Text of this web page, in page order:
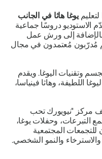
يوغا هاثا في الجانب
الاستوديو دروسًا جماعية
إلى ورش عمل
مُدرّبون مُعتمدون في مجال
وتقنيات اليوغا. ويقدم
اللطيفة، وهاثا فينياسا،
مركز "نيويورك تحب
التبرعات، وحفلات يوغا،
للتجمعات المجتمعية
والنمو الشخصي.